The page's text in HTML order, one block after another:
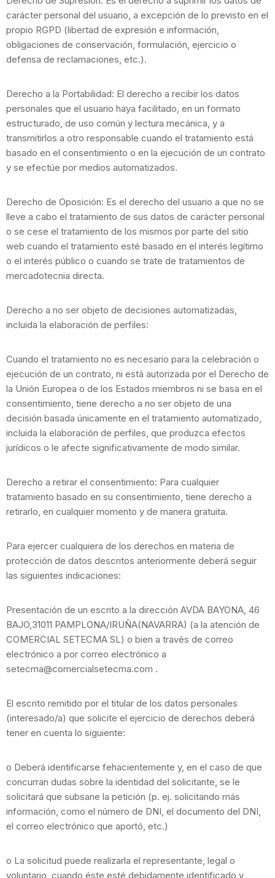
carácter personal del usuario, a excepción de lo previsto en el
propio RGPD (libertad de expresión e información,
obligaciones de conservación, formulación, ejercicio o
defensa de reclamaciones, etc.).
Derecho a la Portabilidad: El derecho a recibir los datos
personales que el usuario haya facilitado, en un formato
estructurado, de uso común y lectura mecánica, y a
transmitirlos a otro responsable cuando el tratamiento está
basado en el consentimiento o en la ejecución de un contrato
y se efectúe por medios automatizados.
Derecho de Oposición: Es el derecho del usuario a que no se
lleve a cabo el tratamiento de sus datos de carácter personal
o se cese el tratamiento de los mismos por parte del sitio
web cuando el tratamiento esté basado en el interés legítimo
o el interés público o cuando se trate de tratamientos de
mercadotecnia directa.
Derecho a no ser objeto de decisiones automatizadas,
incluida la elaboración de perfiles:
Cuando el tratamiento no es necesario para la celebración o
ejecución de un contrato, ni está autorizada por el Derecho de
la Unión Europea o de los Estados miembros ni se basa en el
consentimiento, tiene derecho a no ser objeto de una
decisión basada únicamente en el tratamiento automatizado,
incluida la elaboración de perfiles, que produzca efectos
jurídicos o le afecte significativamente de modo similar.
Derecho a retirar el consentimiento: Para cualquier
tratamiento basado en su consentimiento, tiene derecho a
retirarlo, en cualquier momento y de manera gratuita.
Para ejercer cualquiera de los derechos en materia de
protección de datos descritos anteriormente deberá seguir
las siguientes indicaciones:
Presentación de un escrito a la dirección AVDA BAYONA, 46
BAJO,31011 PAMPLONA/IRUÑA(NAVARRA) (a la atención de
COMERCIAL SETECMA SL) o bien a través de correo
electrónico a por correo electrónico a
setecma@comercialsetecma.com .
El escrito remitido por el titular de los datos personales
(interesado/a) que solicite el ejercicio de derechos deberá
tener en cuenta lo siguiente:
o Deberá identificarse fehacientemente y, en el caso de que
concurran dudas sobre la identidad del solicitante, se le
solicitará que subsane la petición (p. ej. solicitando más
información, como el número de DNI, el documento del DNI,
el correo electrónico que aportó, etc.)
o La solicitud puede realizarla el representante, legal o
voluntario, cuando éste esté debidamente identificado y